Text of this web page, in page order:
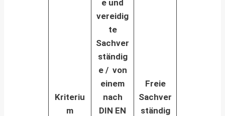
Kriteriu
m
e und
vereidig
te
Sachver
ständig
e / von
einem
nach
DIN EN
Freie
Sachver
ständig